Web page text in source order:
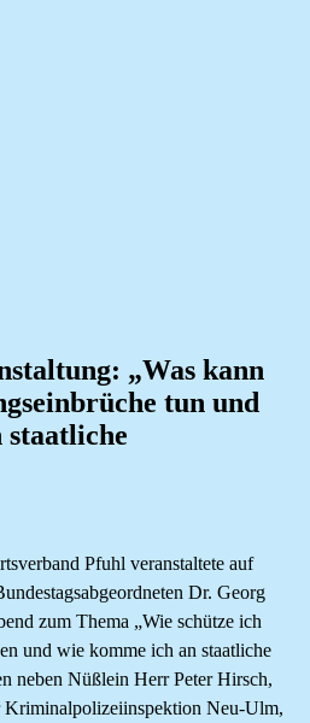
„Was kann
tun und
staatliche
Pfuhl veranstaltete auf
Dr. Georg
zum Thema „Wie schütze ich
und wie komme ich an staatliche
neben Nüßlein Herr Peter Hirsch,
Neu-Ulm,